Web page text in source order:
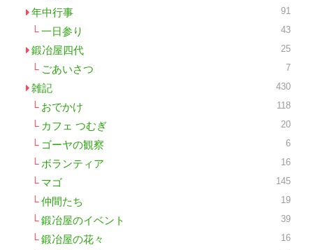
年中行事 91
一日参り 43
鍛冶屋四代 25
ごあいさつ 7
雑記 430
おでかけ 118
カフェ つむぎ 20
ゴーヤの観察 6
ボランティア 16
マゴ 145
仲間たち 19
鍛冶屋のイベント 39
鍛冶屋の花々 16